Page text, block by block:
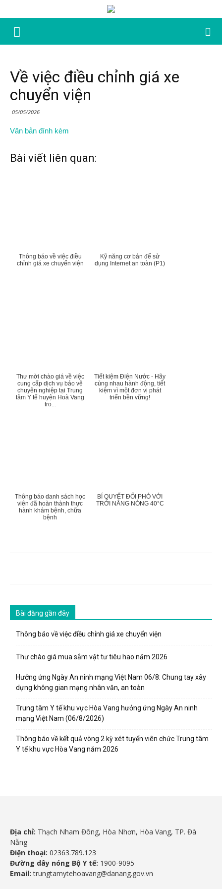
Về việc điều chỉnh giá xe
chuyển viện
05/05/2026
Văn bản đính kèm
Bài viết liên quan:
Thông báo về việc điều
chỉnh giá xe chuyển viện
Kỹ năng cơ bản để sử
dụng Internet an toàn (P1)
Thư mời chào giá về việc
cung cấp dịch vụ bảo vệ
chuyên nghiệp tại Trung
tâm Y tế huyện Hoà Vang
tro...
Tiết kiệm Điện Nước - Hãy
cùng nhau hành động, tiết
kiệm vì một đơn vị phát
triển bền vững!
Thông báo danh sách học
viên đã hoàn thành thực
hành khám bệnh, chữa
bệnh
BÍ QUYẾT ĐỐI PHÓ VỚI
TRỜI NẮNG NÓNG 40°C
Bài đăng gần đây
Thông báo về việc điều chỉnh giá xe chuyển viện
Thư chào giá mua sắm vật tư tiêu hao năm 2026
Hưởng ứng Ngày An ninh mạng Việt Nam 06/8: Chung tay xây
dựng không gian mạng nhân văn, an toàn
Trung tâm Y tế khu vực Hòa Vang hưởng ứng Ngày An ninh
mạng Việt Nam (06/8/2026)
Thông báo về kết quả vòng 2 kỳ xét tuyển viên chức Trung tâm
Y tế khu vực Hòa Vang năm 2026
Địa chỉ: Thạch Nham Đông, Hòa Nhơn, Hòa Vang, TP. Đà
Nẵng
Điện thoại: 02363.789.123
Đường dây nóng Bộ Y tế: 1900-9095
Email: trungtamytehoavang@danang.gov.vn